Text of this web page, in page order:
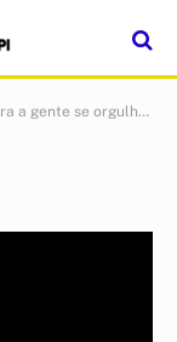
a gente se orgulhar!
23 de abril